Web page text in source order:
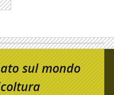
sul mondo